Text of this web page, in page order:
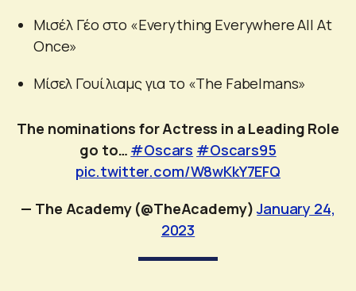
Μισέλ Γέο στο «Everything Everywhere All At
Once»
Μίσελ Γουίλιαμς για το «The Fabelmans»
The nominations for Actress in a Leading Role
go to… #Oscars #Oscars95
pic.twitter.com/W8wKkY7EFQ
— The Academy (@TheAcademy)January 24,
2023